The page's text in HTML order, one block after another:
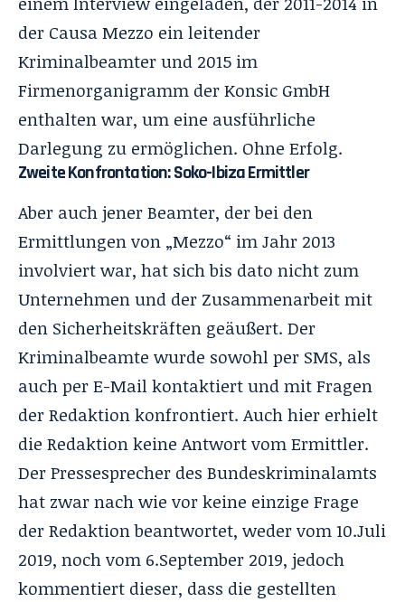
der Causa Mezzo ein leitender
Kriminalbeamter und 2015 im
Firmenorganigramm der Konsic GmbH
enthalten war, um eine ausführliche
Darlegung zu ermöglichen. Ohne Erfolg.
Zweite Konfrontation: Soko-Ibiza Ermittler
Aber auch jener Beamter, der bei den
Ermittlungen von „Mezzo“ im Jahr 2013
involviert war, hat sich bis dato nicht zum
Unternehmen und der Zusammenarbeit mit
den Sicherheitskräften geäußert. Der
Kriminalbeamte wurde sowohl per SMS, als
auch per E-Mail kontaktiert und mit Fragen
der Redaktion konfrontiert. Auch hier erhielt
die Redaktion keine Antwort vom Ermittler.
Der Pressesprecher des Bundeskriminalamts
hat zwar nach wie vor keine einzige Frage
der Redaktion beantwortet, weder vom 10.Juli
2019, noch vom 6.September 2019, jedoch
kommentiert dieser, dass die gestellten